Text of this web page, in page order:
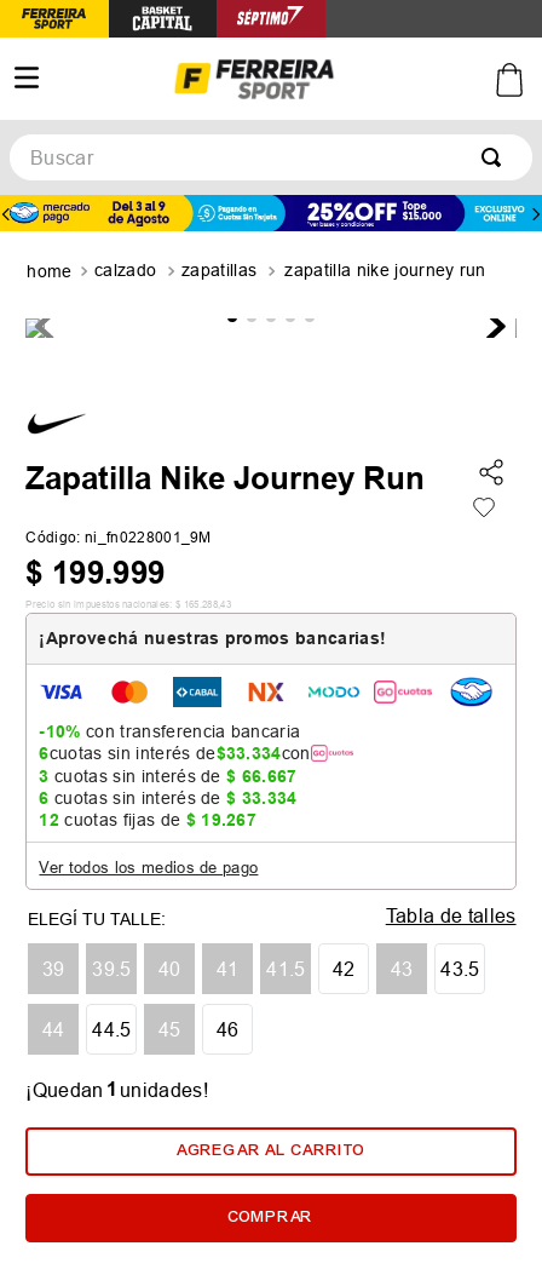
Buscar
calzado zapatillas zapatilla nike journey run
Zapatilla Nike Journey Run
Código: ni_fn0228001_9M
$ 199.999
Precio sin impuestos nacionales: $ 165 288,43
¡Aprovechá nuestras promos bancarias!
-10% con transferencia bancaria
6cuotas sin interés de$33.334con
3 cuotas sin interés de$ 66.667
6 cuotas sin interés de$ 33.334
12 cuotas fijas de $ 19.267
Ver todos los medios de pago
39 39.5 40 41 41.5 42 43 43.5
44 44.5 45 46
Tabla de talles
¡Quedan 1 unidades!
AGREGAR AL CARRITO
COMPRAR
TÉRMINOS MÁS BUSCADOS
3.
5
medias